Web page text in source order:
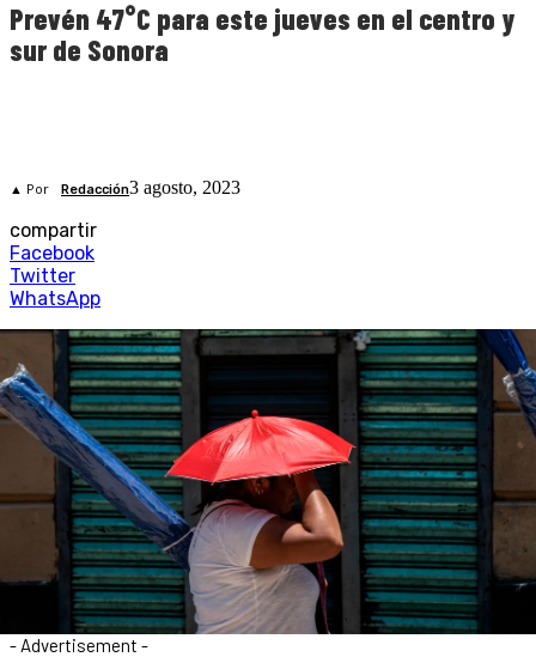
Prevén 47°C para este jueves en el centro y
sur de Sonora
▲ Por Redacción3 agosto, 2023
compartir
Facebook
Twitter
WhatsApp
- Advertisement -